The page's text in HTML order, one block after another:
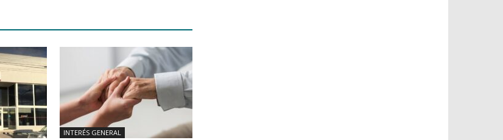
INTERÉS GENERAL